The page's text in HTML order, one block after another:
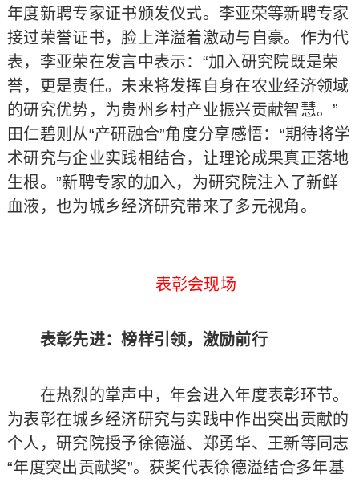
年度新聘专家证书颁发仪式。李亚荣等新聘专家
接过荣誉证书，脸上洋溢着激动与自豪。作为代
表，李亚荣在发言中表示：“加入研究院既是荣
誉，更是责任。未来将发挥自身在农业经济领域
的研究优势，为贵州乡村产业振兴贡献智慧。”
田仁碧则从“产研融合”角度分享感悟：“期待将学
术研究与企业实践相结合，让理论成果真正落地
生根。”新聘专家的加入，为研究院注入了新鲜
血液，也为城乡经济研究带来了多元视角。
表彰会现场
表彰先进：榜样引领，激励前行
在热烈的掌声中，年会进入年度表彰环节。
为表彰在城乡经济研究与实践中作出突出贡献的
个人，研究院授予徐德溢、郑勇华、王新等同志
“年度突出贡献奖”。获奖代表徐德溢结合多年基